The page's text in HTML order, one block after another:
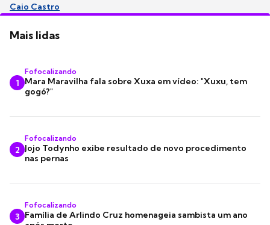
Caio Castro
Mais lidas
1
Fofocalizando
Mara Maravilha fala sobre Xuxa em vídeo: "Xuxu, tem
gogó?"
2
Fofocalizando
Jojo Todynho exibe resultado de novo procedimento
nas pernas
3
Fofocalizando
Família de Arlindo Cruz homenageia sambista um ano